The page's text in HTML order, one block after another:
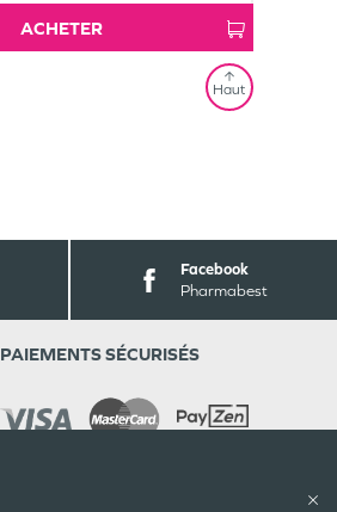
ACHETER
Haut
Facebook
Pharmabest
PAIEMENTS SÉCURISÉS